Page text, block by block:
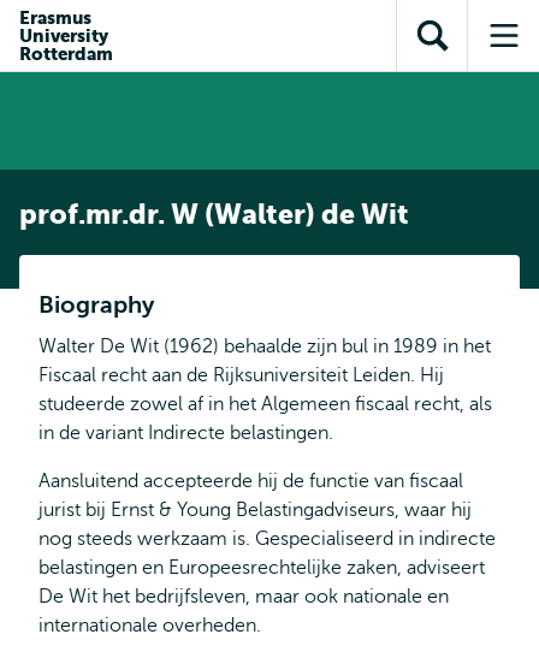
inhoud
Direct naar
subnavigatie
Erasmus
University
Rotterdam
Toon
zoekveld
prof.mr.dr. W (Walter) de Wit
Biography
Walter De Wit (1962) behaalde zijn bul in 1989 in het
Fiscaal recht aan de Rijksuniversiteit Leiden. Hij
studeerde zowel af in het Algemeen fiscaal recht, als
in de variant Indirecte belastingen.
Aansluitend accepteerde hij de functie van fiscaal
jurist bij Ernst & Young Belastingadviseurs, waar hij
nog steeds werkzaam is. Gespecialiseerd in indirecte
belastingen en Europeesrechtelijke zaken, adviseert
De Wit het bedrijfsleven, maar ook nationale en
internationale overheden.